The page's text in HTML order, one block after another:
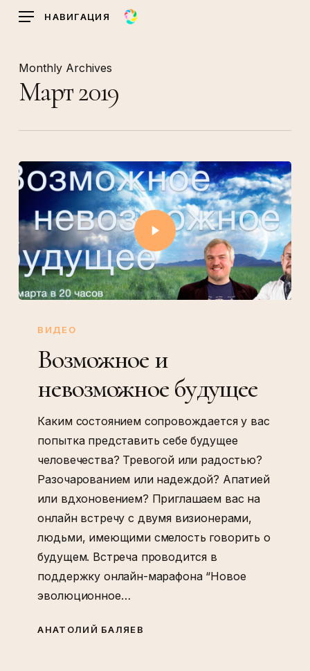
Skip
content
НАВИГАЦИЯ
Monthly Archives
Март 2019
ВИДЕО
Возможное и
невозможное будущее
Каким состоянием сопровождается у вас
попытка представить себе будущее
человечества? Тревогой или радостью?
Разочарованием или надеждой? Апатией
или вдхоновением? Приглашаем вас на
онлайн встречу с двумя визионерами,
людьми, имеющими смелость говорить о
будущем. Встреча проводится в
поддержку онлайн-марафона “Новое
эволюционное…
АНАТОЛИЙ БАЛЯЕВ